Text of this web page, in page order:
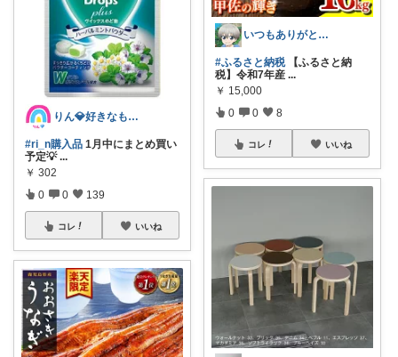
りん💎好きなものღ⠜
#ri_n購入品 1月中にまとめ買い
予定💡 ...
￥ 302
0 0 139
コレ いいね
いつもありがとう＠感謝です!!
#ふるさと納税【ふるさと納
税】令和7年産 ...
￥ 15,000
0 0 8
コレ いいね